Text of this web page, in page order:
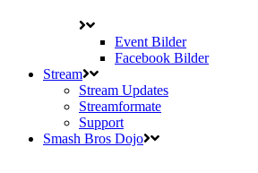
Event Bilder
Facebook Bilder
Stream
Stream Updates
Streamformate
Support
Smash Bros Dojo